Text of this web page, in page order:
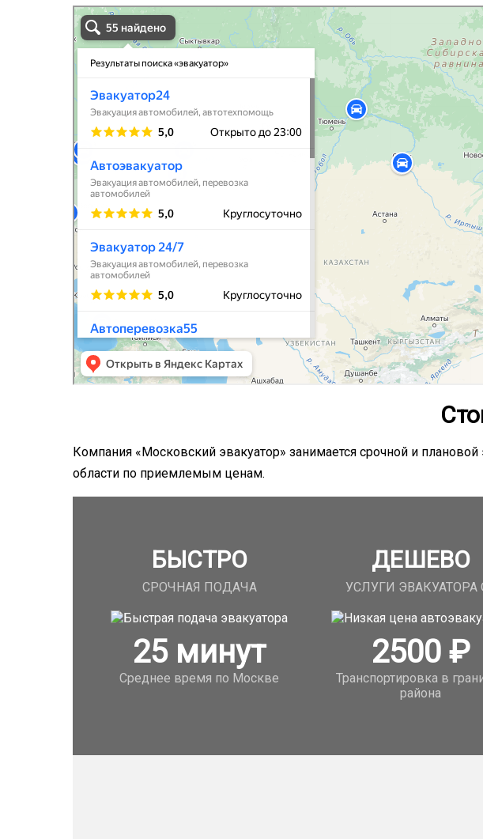
эвакуаторы на карте
Волоколамск
Компания «Московский эвакуатор» занимается срочной и
области по приемлемым ценам.
БЫСТРО
СРОЧНАЯ ПОДАЧА
25минут
Среднее время по Москве
ДЕШЕВО
УСЛУГИ ЭВАКУАТОРА
2500₽
Транспортировка в
района